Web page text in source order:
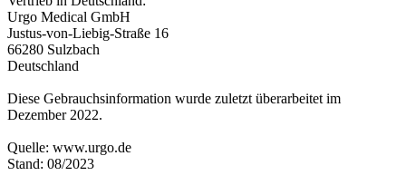
Urgo Medical GmbH
Justus-von-Liebig-Straße 16
66280 Sulzbach
Deutschland
Diese Gebrauchsinformation wurde zuletzt überarbeitet im
Dezember 2022.
Quelle: www.urgo.de
Stand: 08/2023